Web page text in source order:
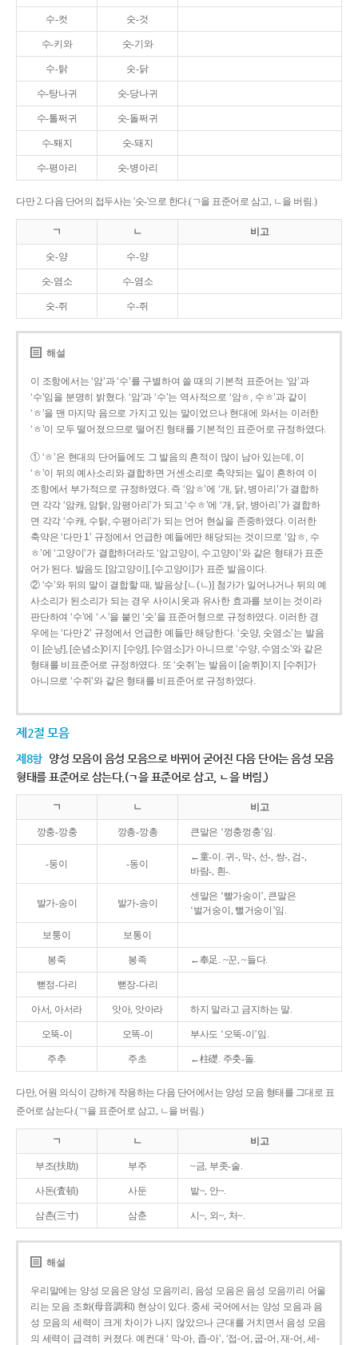
수-컷 숫-것
수-키와 숫-기와
수-탉 숫-닭
수-탕나귀 숫-당나귀
수-톨쩌귀 숫-돌쩌귀
수-퇘지 숫-돼지
수-평아리 숫-병아리
다만 2. 다음 단어의 접두사는 '숫-'으로 한다.(ㄱ을 표준어로 삼고, ㄴ을 버림.)
ㄱ ㄴ 비고
숫-양 수-양
숫-염소 수-염소
숫-쥐 수-쥐
해설
이 조항에서는 ‘암’과 ‘수’를 구별하여 쓸 때의 기본적 표준어는 ‘암’과
‘수’임을 분명히 밝혔다. ‘암’과 ‘수’는 역사적으로 ‘암ㅎ, 수ㅎ’과 같이
‘ㅎ’을 맨 마지막 음으로 가지고 있는 말이었으나 현대에 와서는 이러한
‘ㅎ’이 모두 떨어졌으므로 떨어진 형태를 기본적인 표준어로 규정하였다.
① ‘ㅎ’은 현대의 단어들에도 그 발음의 흔적이 많이 남아 있는데, 이
‘ㅎ’이 뒤의 예사소리와 결합하면 거센소리로 축약되는 일이 흔하여 이
조항에서 부가적으로 규정하였다. 즉 ‘암ㅎ’에 ‘개, 닭, 병아리’가 결합하
면 각각 ‘암캐, 암탉, 암평아리’가 되고 ‘수ㅎ’에 ‘개, 닭, 병아리’가 결합하
면 각각 ‘수캐, 수탉, 수평아리’가 되는 언어 현실을 존중하였다. 이러한
축약은 ‘다만 1’ 규정에서 언급한 예들에만 해당되는 것이므로 ‘암ㅎ, 수
ㅎ’에 ‘고양이’가 결합하더라도 ‘암고양이, 수고양이’와 같은 형태가 표준
어가 된다. 발음도 [암고양이], [수고양이]가 표준 발음이다.
② ‘수’와 뒤의 말이 결합할 때, 발음상 [ㄴ(ㄴ)] 첨가가 일어나거나 뒤의 예
사소리가 된소리가 되는 경우 사이시옷과 유사한 효과를 보이는 것이라
판단하여 ‘수’에 ‘ㅅ’을 붙인 ‘숫’을 표준어형으로 규정하였다. 이러한 경
우에는 ‘다만 2’ 규정에서 언급한 예들만 해당한다. ‘숫양, 숫염소’는 발음
이 [순냥], [순념소]이지 [수양], [수염소]가 아니므로 ‘수양, 수염소’와 같은
형태를 비표준어로 규정하였다. 또 ‘숫쥐’는 발음이 [숟쮜]이지 [수쥐]가
아니므로 ‘수쥐’와 같은 형태를 비표준어로 규정하였다.
제2절 모음
제8항 양성 모음이 음성 모음으로 바뀌어 굳어진 다음 단어는 음성 모음
형태를 표준어로 삼는다.(ㄱ을 표준어로 삼고, ㄴ을 버림.)
ㄱ ㄴ 비고
깡충-깡충 깡총-깡총 큰말은 ‘껑충껑충’임.
-둥이 -동이
←童-이. 귀-, 막-, 선-, 쌍-, 검-,
바람-, 흰-.
발가-숭이 발가-송이
센말은 ‘빨가숭이’, 큰말은
‘벌거숭이, 뻘거숭이’임.
보퉁이 보통이
봉죽 봉족 ←奉足. ~꾼, ~들다.
뻗정-다리 뻗장-다리
아서, 아서라 앗아, 앗아라 하지 말라고 금지하는 말.
오뚝-이 오똑-이 부사도 ‘오뚝-이’임.
주추 주초 ←柱礎. 주춧-돌.
다만, 어원 의식이 강하게 작용하는 다음 단어에서는 양성 모음 형태를 그대로 표
준어로 삼는다.(ㄱ을 표준어로 삼고, ㄴ을 버림.)
ㄱ ㄴ 비고
부조(扶助) 부주 ~금, 부좃-술.
사돈(査頓) 사둔 밭~, 안~.
삼촌(三寸) 삼춘 시~, 외~, 처~.
해설
우리말에는 양성 모음은 양성 모음끼리, 음성 모음은 음성 모음끼리 어울
리는 모음 조화(母音調和) 현상이 있다. 중세 국어에서는 양성 모음과 음
성 모음의 세력이 크게 차이가 나지 않았으나 근대를 거치면서 음성 모음
의 세력이 급격히 커졌다. 예컨대 ‘ 막-아, 좁-아’, ‘접-어, 굽-어, 재-어, 세-